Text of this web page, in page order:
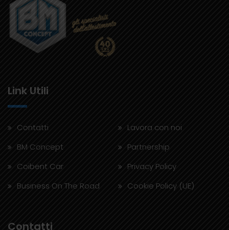
Link Utili
Contatti
Lavora con noi
BM Concept
Partnership
Coibent Car
Privacy Policy
Business On The Road
Cookie Policy (UE)
Contatti